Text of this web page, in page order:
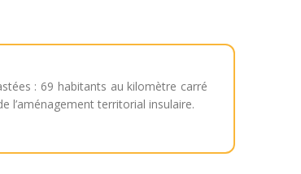
: 69 habitants au kilomètre carré
l’aménagement territorial insulaire.